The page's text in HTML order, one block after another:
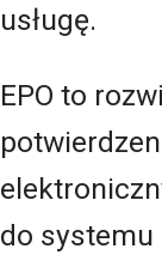
usługę.
EPO to
do systemu